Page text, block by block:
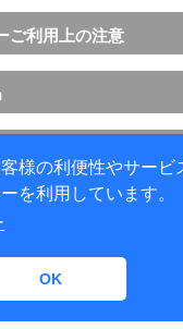
様の利便性やサービ
を利用しています。
OK
ご利用上の注意
タ サイトへ
NTT DATA ENGINEERING